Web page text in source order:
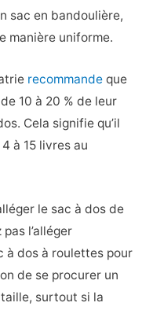
sac en bandoulière,
manière uniforme.
recommandeque
10 à 20 % de leur
Cela signifie qu’il
à 15 livres au
le sac à dos de
l’alléger
à dos à roulettes pour
de se procurer un
taille, surtout si la